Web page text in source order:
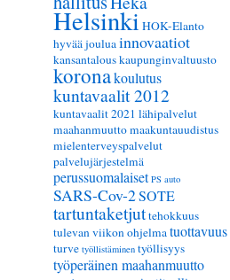
HelsinkiHOK-Elanto
hyvää jouluainnovaatiot
kansantalouskaupunginvaltuusto
koronakoulutus
kuntavaalit 2012
kuntavaalit 2021 lähipalvelut
maahanmuuttomaakuntauudistus
mielenterveyspalvelut
palvelujärjestelmä
perussuomalaiset PS auto
SARS-Cov-2SOTE
tartuntaketjuttehokkuus
tulevan viikon ohjelmatuottavuus
turve työllistäminen työllisyys
työperäinen maahanmuutto